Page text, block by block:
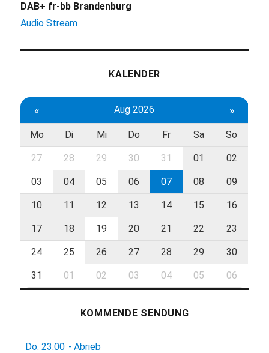
DAB+ fr-bb Brandenburg
Audio Stream
KALENDER
« Aug 2026 »
Mo Di Mi Do Fr Sa So
27 28 29 30 31 01 02
03 04 05 06 07 08 09
10 11 12 13 14 15 16
17 18 19 20 21 22 23
24 25 26 27 28 29 30
31 01 02 03 04 05 06
KOMMENDE SENDUNG
Do. 23:00 - Abrieb